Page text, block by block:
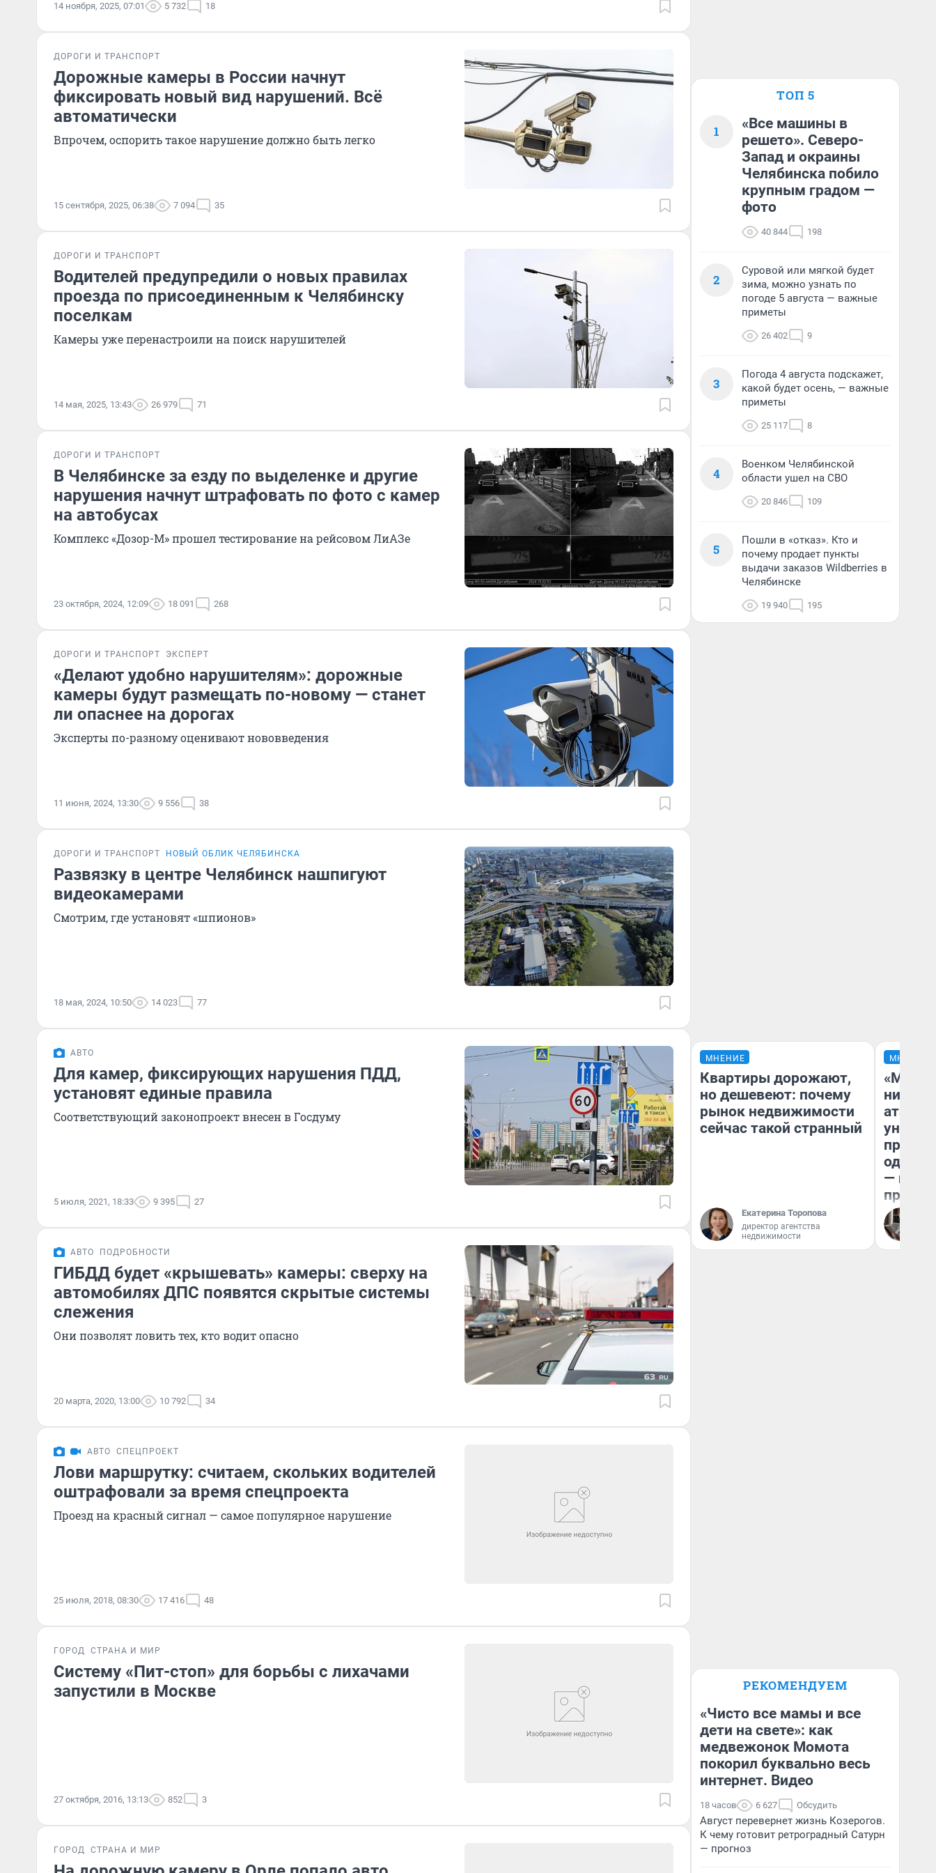
14 ноября, 2025, 07:01 5 732 18
ДОРОГИ И ТРАНСПОРТ
Дорожные камеры в России начнут
фиксировать новый вид нарушений. Всё
автоматически
Впрочем, оспорить такое нарушение должно быть легко
15 сентября, 2025, 06:38 7 094 35
ДОРОГИ И ТРАНСПОРТ
Водителей предупредили о новых правилах
проезда по присоединенным к Челябинску
поселкам
Камеры уже перенастроили на поиск нарушителей
14 мая, 2025, 13:43 26 979 71
ДОРОГИ И ТРАНСПОРТ
В Челябинске за езду по выделенке и другие
нарушения начнут штрафовать по фото с камер
на автобусах
Комплекс «Дозор-М» прошел тестирование на рейсовом ЛиАЗе
23 октября, 2024, 12:09 18 091 268
ДОРОГИ И ТРАНСПОРТ ЭКСПЕРТ
«Делают удобно нарушителям»: дорожные
камеры будут размещать по-новому — станет
ли опаснее на дорогах
Эксперты по-разному оценивают нововведения
11 июня, 2024, 13:30 9 556 38
ДОРОГИ И ТРАНСПОРТ НОВЫЙ ОБЛИК ЧЕЛЯБИНСКА
Развязку в центре Челябинск нашпигуют
видеокамерами
Смотрим, где установят «шпионов»
18 мая, 2024, 10:50 14 023 77
АВТО
Для камер, фиксирующих нарушения ПДД,
установят единые правила
Соответствующий законопроект внесен в Госдуму
5 июля, 2021, 18:33 9 395 27
АВТО ПОДРОБНОСТИ
ГИБДД будет «крышевать» камеры: сверху на
автомобилях ДПС появятся скрытые системы
слежения
Они позволят ловить тех, кто водит опасно
20 марта, 2020, 13:00 10 792 34
АВТО СПЕЦПРОЕКТ
Лови маршрутку: считаем, скольких водителей
оштрафовали за время спецпроекта
Проезд на красный сигнал — самое популярное нарушение
25 июля, 2018, 08:30 17 416 48
ГОРОД СТРАНА И МИР
Систему «Пит-стоп» для борьбы с лихачами
запустили в Москве
27 октября, 2016, 13:13 852 3
ГОРОД СТРАНА И МИР
ТОП 5
1
«Все машины в
решето». Северо-
Запад и окраины
Челябинска побило
крупным градом —
фото
40 844 198
2
Суровой или мягкой будет
зима, можно узнать по
погоде 5 августа — важные
приметы
26 402 9
3
Погода 4 августа подскажет,
какой будет осень, — важные
приметы
25 117 8
4
Военком Челябинской
области ушел на СВО
20 846 109
5
Пошли в «отказ». Кто и
почему продает пункты
выдачи заказов Wildberries в
Челябинске
19 940 195
МНЕНИЕ
Квартиры дорожают,
но дешевеют: почему
рынок недвижимости
сейчас такой странный
Екатерина Торопова
директор агентства
недвижимости
МНЕНИЕ
атаки
—
РЕКОМЕНДУЕМ
«Чисто все мамы и все
дети на свете»: как
медвежонок Момота
покорил буквально весь
интернет. Видео
18 часов 6 627 Обсудить
Август перевернет жизнь Козерогов.
К чему готовит ретроградный Сатурн
— прогноз